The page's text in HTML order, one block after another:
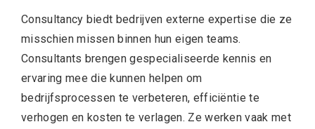
Consultancy biedt bedrijven externe expertise die ze
misschien missen binnen hun eigen teams.
Consultants brengen gespecialiseerde kennis en
ervaring mee die kunnen helpen om
bedrijfsprocessen te verbeteren, efficiëntie te
verhogen en kosten te verlagen. Ze werken vaak met